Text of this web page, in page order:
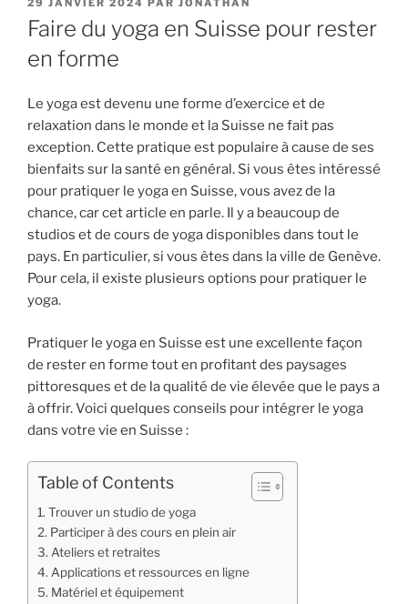
LE
29 JANVIER 2024 PAR JONATHAN
Faire du yoga en Suisse pour rester
en forme
Le yoga est devenu une forme d’exercice et de
relaxation dans le monde et la Suisse ne fait pas
exception. Cette pratique est populaire à cause de ses
bienfaits sur la santé en général. Si vous êtes intéressé
pour pratiquer le yoga en Suisse, vous avez de la
chance, car cet article en parle. Il y a beaucoup de
studios et de cours de yoga disponibles dans tout le
pays. En particulier, si vous êtes dans la ville de Genève.
Pour cela, il existe plusieurs options pour pratiquer le
yoga.
Pratiquer le yoga en Suisse est une excellente façon
de rester en forme tout en profitant des paysages
pittoresques et de la qualité de vie élevée que le pays a
à offrir. Voici quelques conseils pour intégrer le yoga
dans votre vie en Suisse :
Table of Contents
Trouver un studio de yoga
Participer à des cours en plein air
Ateliers et retraites
Applications et ressources en ligne
Matériel et équipement